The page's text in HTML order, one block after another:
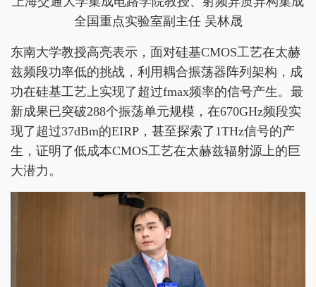
全国重点实验室副主任 吴林晟
东南大学教授高亮表示，面对硅基CMOS工艺在太赫
兹频段功率低的挑战，利用耦合振荡器阵列架构，成
功在硅基工艺上实现了超过fmax频率的信号产生。最
新成果已突破288个振荡单元规模，在670GHz频段实
现了超过37dBm的EIRP，甚至探索了1THz信号的产
生，证明了低成本CMOS工艺在太赫兹辐射源上的巨
大潜力。